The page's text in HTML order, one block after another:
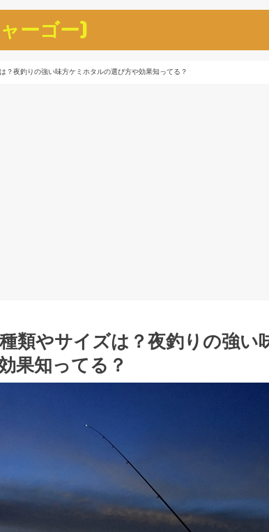
ーゴー)
？夜釣りの強い味方ケミホタルの選び方や効果知ってる？
類やサイズは？夜釣りの強い
果知ってる？